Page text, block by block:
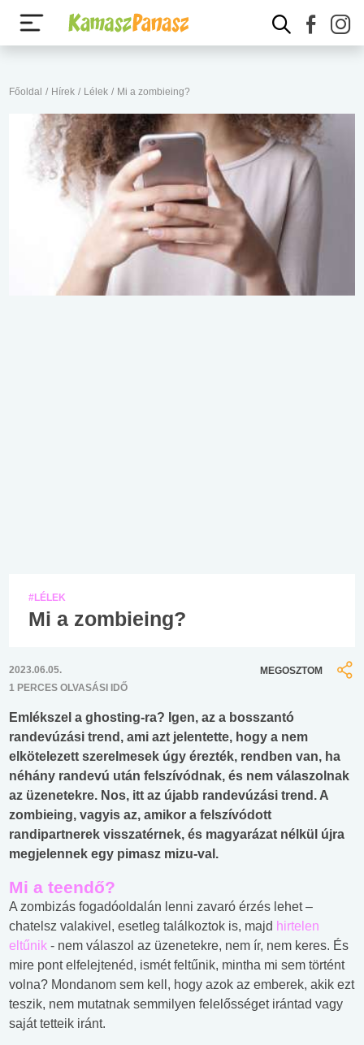
Főoldal / Hírek / Lélek / Mi a zombieing?
#LÉLEK
Mi a zombieing?
2023.06.05.
1 PERCES OLVASÁSI IDŐ
MEGOSZTOM
Emlékszel a ghosting-ra? Igen, az a bosszantó
randevúzási trend, ami azt jelentette, hogy a nem
elkötelezett szerelmesek úgy érezték, rendben van, ha
néhány randevú után felszívódnak, és nem válaszolnak
az üzenetekre. Nos, itt az újabb randevúzási trend. A
zombieing, vagyis az, amikor a felszívódott
randipartnerek visszatérnek, és magyarázat nélkül újra
megjelennek egy pimasz mizu-val.
Mi a teendő?
A zombizás fogadóoldalán lenni zavaró érzés lehet –
chatelsz valakivel, esetleg találkoztok is, majd hirtelen
eltűnik - nem válaszol az üzenetekre, nem ír, nem keres. És
mire pont elfelejtenéd, ismét feltűnik, mintha mi sem történt
volna? Mondanom sem kell, hogy azok az emberek, akik ezt
teszik, nem mutatnak semmilyen felelősséget irántad vagy
saját tetteik iránt.